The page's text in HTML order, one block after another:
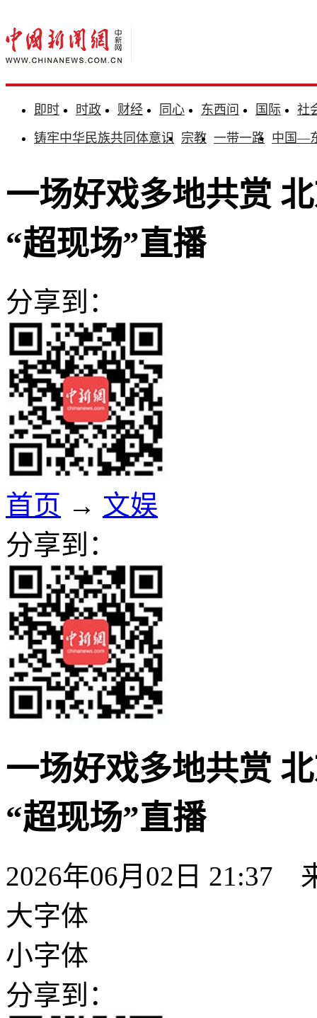
即时 时政 财经 同心 东西问 国际
社
铸牢中华民族共同体意识 宗教 一带一路 中国—
一场好戏多地共赏
“超现场”直播
分享到：
首页 → 文娱
分享到：
一场好戏多地共赏
“超现场”直播
2026年06月02日 21:37
大字体
小字体
分享到：